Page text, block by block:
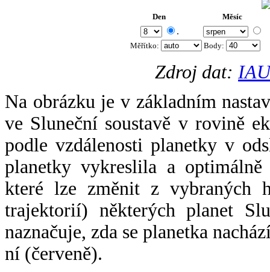
Den Měsíc
.
Měřítko: Body:
Zdroj dat:
Na obrázku je v základním
ve Sluneční soustavě v rovině
podle vzdálenosti planetky v
planetky vykreslila a
které lze změnit z vybraných
trajektorií) některých planet
naznačuje, zda se planetka
ní (červeně).